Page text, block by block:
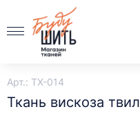
Арт.: TX-014
Ткань вискоза твил